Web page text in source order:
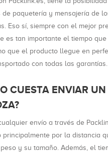
de paquetería y mensajería de
Eso sí, siempre con el mejor
es tan importante el tiempo
que el producto llegue en
con todas las garantías.
CUESTA ENVIAR
envío a través de
principalmente por la distancia
y su tamaño. Además, el